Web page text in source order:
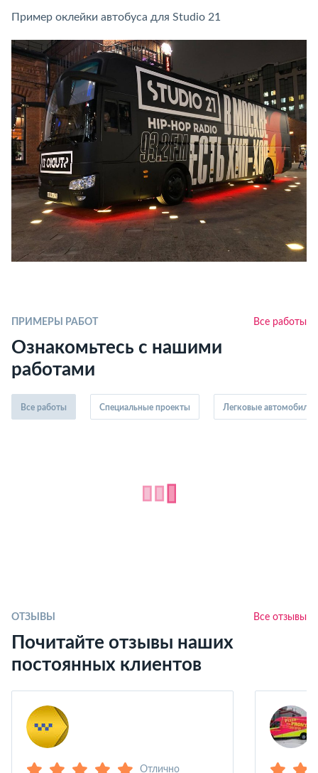
Пример оклейки автобуса для Studio 21
ПРИМЕРЫ РАБОТ Все работы
Ознакомьтесь с нашими
работами
Все работы Специальные проекты Легковые автомобили
ОТЗЫВЫ Все отзывы
Почитайте отзывы наших
постоянных клиентов
Отлично